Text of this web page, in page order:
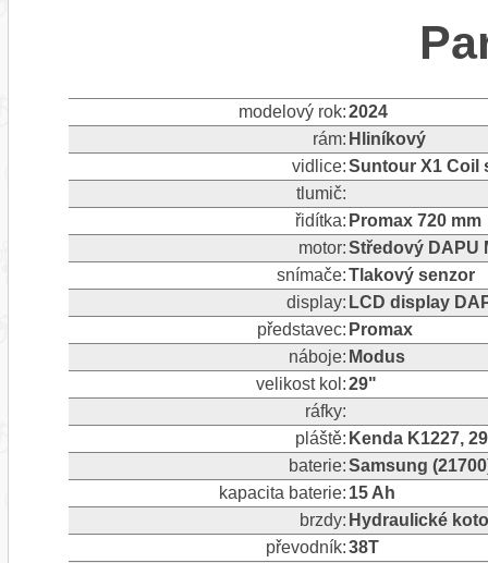
modelový rok:2024
rám: Hliníkový
vidlice:Suntour X1 Coil
tlumič:
řidítka: Promax 720 mm
motor:Středový DAPU
snímače:Tlakový senzor
display: LCD display
představec: Promax
náboje: Modus
velikost kol:29"
ráfky:
pláště: Kenda K1227,
baterie:Samsung
kapacita baterie: 15 Ah
brzdy: Hydraulické
převodník:38T